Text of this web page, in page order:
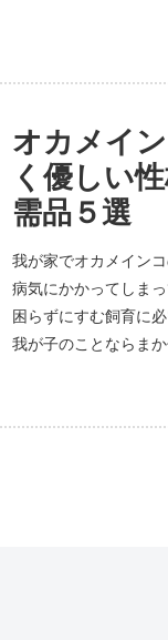
オカメイ
く優しい
需品５選
我が家でオカメイン
病気にかかってしま
困らずにすむ飼育に
我が子のことならま